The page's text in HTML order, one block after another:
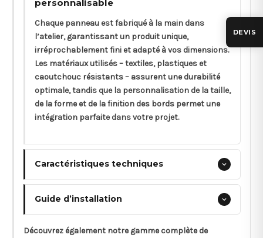
personnalisable
Chaque panneau est fabriqué à la main dans
l’atelier, garantissant un produit unique,
irréprochablement fini et adapté à vos dimensions.
Les matériaux utilisés – textiles, plastiques et
caoutchouc résistants – assurent une durabilité
optimale, tandis que la personnalisation de la taille,
de la forme et de la finition des bords permet une
intégration parfaite dans votre projet.
Caractéristiques techniques
Guide d’installation
Découvrez également notre gamme complète de
DEVIS